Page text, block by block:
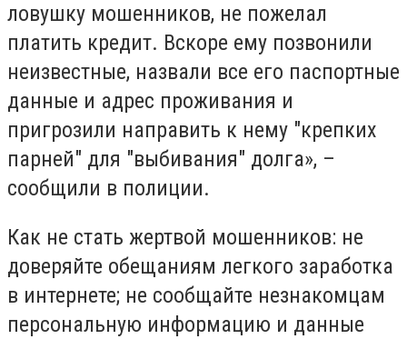
ловушку мошенников, не пожелал
платить кредит. Вскоре ему позвонили
неизвестные, назвали все его паспортные
данные и адрес проживания и
пригрозили направить к нему "крепких
парней" для "выбивания" долга», –
сообщили в полиции.
Как не стать жертвой мошенников: не
доверяйте обещаниям легкого заработка
в интернете; не сообщайте незнакомцам
персональную информацию и данные